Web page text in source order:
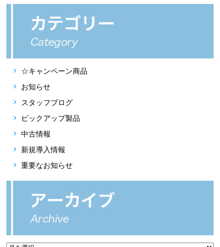
☆キャンペーン商品
お知らせ
スタッフブログ
ピックアップ製品
中古情報
新規導入情報
重要なお知らせ